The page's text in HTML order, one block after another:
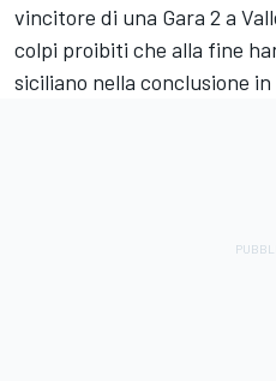
vincitore di una Gara 2 a
colpi proibiti che alla fine
siciliano nella conclusione